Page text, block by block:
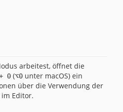
arbeitest, öffnet die
0 (⌥0 unter macOS) ein
über die Verwendung der
Editor.